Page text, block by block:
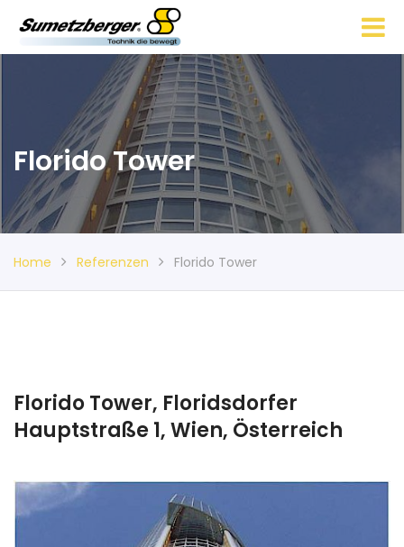
Florido Tower
Home Referenzen Florido Tower
Florido Tower, Floridsdorfer
Hauptstraße 1, Wien, Österreich